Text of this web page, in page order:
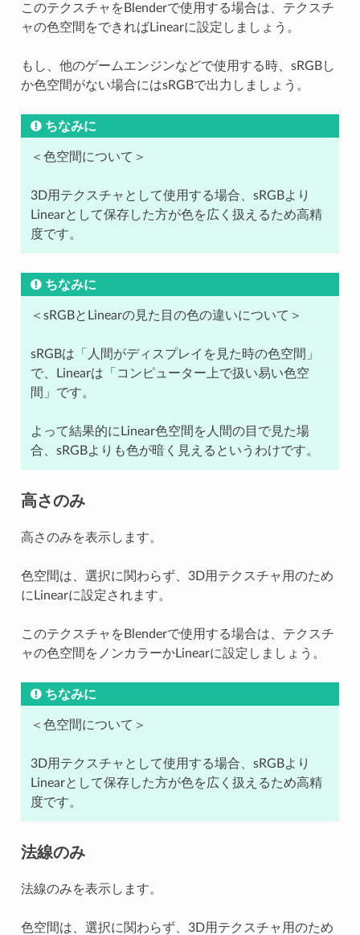
このテクスチャをBlenderで使用する場合は、テクスチ
ャの色空間をできればLinearに設定しましょう。
もし、他のゲームエンジンなどで使用する時、sRGBし
か色空間がない場合にはsRGBで出力しましょう。
ちなみに
＜色空間について＞
3D用テクスチャとして使用する場合、sRGBより
Linearとして保存した方が色を広く扱えるため高精
度です。
ちなみに
＜sRGBとLinearの見た目の色の違いについて＞
sRGBは「人間がディスプレイを見た時の色空間」
で、Linearは「コンピューター上で扱い易い色空
間」です。
よって結果的にLinear色空間を人間の目で見た場
合、sRGBよりも色が暗く見えるというわけです。
高さのみ
高さのみを表示します。
色空間は、選択に関わらず、3D用テクスチャ用のため
にLinearに設定されます。
このテクスチャをBlenderで使用する場合は、テクスチ
ャの色空間をノンカラーかLinearに設定しましょう。
ちなみに
＜色空間について＞
3D用テクスチャとして使用する場合、sRGBより
Linearとして保存した方が色を広く扱えるため高精
度です。
法線のみ
法線のみを表示します。
色空間は、選択に関わらず、3D用テクスチャ用のため